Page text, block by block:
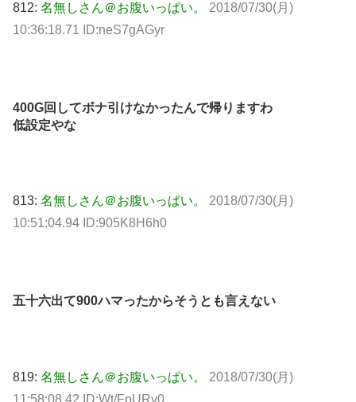
812: 名無しさん＠お腹いっぱい。
2018/07/30(月)
10:36:18.71 ID:neS7gAGyr
400G回してボナ引けなかったんで帰りますわ
低設定やな
813: 名無しさん＠お腹いっぱい。
2018/07/30(月)
10:51:04.94 ID:905K8H6h0
五十六出て900ハマったからそうとも言えない
819: 名無しさん＠お腹いっぱい。
2018/07/30(月)
11:58:08.42 ID:Wt/FpURv0